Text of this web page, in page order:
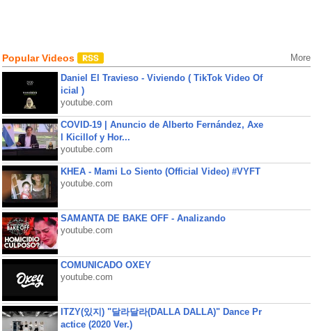
Popular Videos More
Daniel El Travieso - Viviendo ( TikTok Video Of
icial )
youtube.com
COVID-19 | Anuncio de Alberto Fernández, Axe
l Kicillof y Hor...
youtube.com
KHEA - Mami Lo Siento (Official Video) #VYFT
youtube.com
SAMANTA DE BAKE OFF - Analizando
youtube.com
COMUNICADO OXEY
youtube.com
ITZY(있지) "달라달라(DALLA DALLA)" Dance Pr
actice (2020 Ver.)